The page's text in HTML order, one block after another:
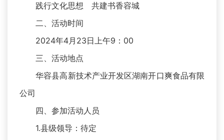
践行文化思想 共建书香容城
二、活动时间
2024年4月23日上午9：00
三、活动地点
华容县高新技术产业开发区湖南开口爽食品有限
公司
四、参加活动人员
1.县级领导：待定